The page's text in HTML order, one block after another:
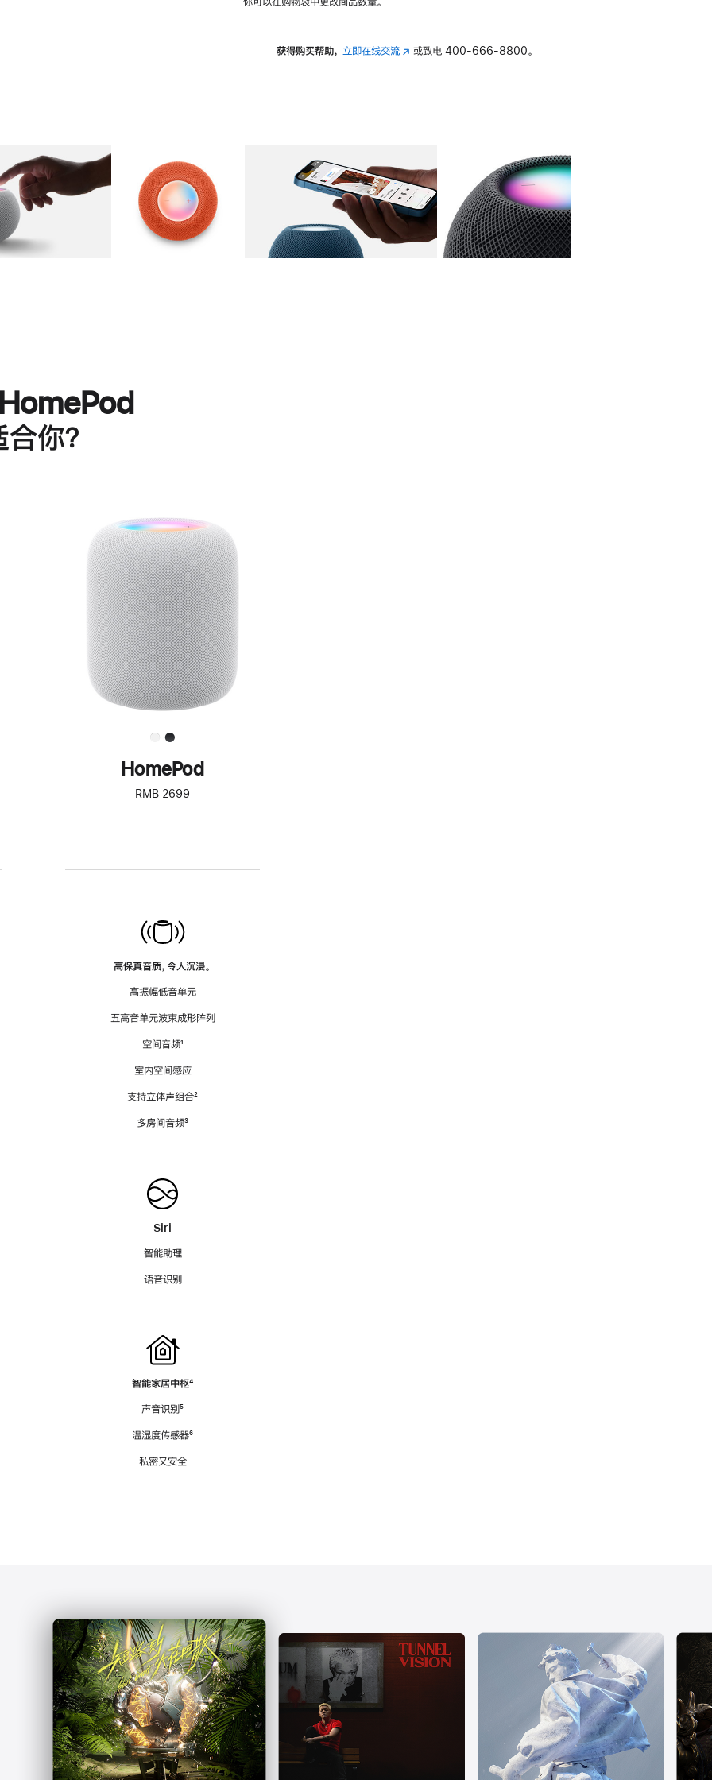
获得购买帮助， 立即在线交流(在 或致电 400-666-8800。
图库 图像 图库 图像 图库 图像 4 图库 图像 5
你？
进
一
步
了
解
HomePod<
HomePod
RMB 2699
高保真音质，令人沉浸。
高振幅低音单元
五高音单元波束成形阵列
空间音频脚
¹
室内空间感应
支持立体声组合脚
²
多房间音频脚
³
Siri
智能助理
语音识别
智能家居中枢脚
⁴
声音识别脚
⁵
温湿度传感器脚
⁶
私密又安全